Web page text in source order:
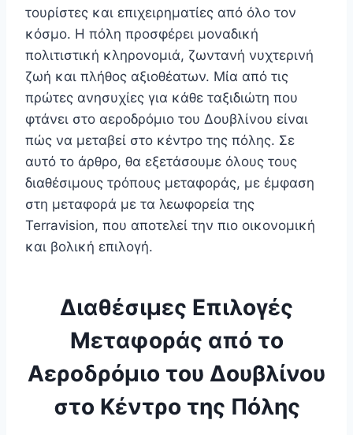
τουρίστες και επιχειρηματίες από όλο τον
κόσμο. Η πόλη προσφέρει μοναδική
πολιτιστική κληρονομιά, ζωντανή νυχτερινή
ζωή και πλήθος αξιοθέατων. Μία από τις
πρώτες ανησυχίες για κάθε ταξιδιώτη που
φτάνει στο αεροδρόμιο του Δουβλίνου είναι
πώς να μεταβεί στο κέντρο της πόλης. Σε
αυτό το άρθρο, θα εξετάσουμε όλους τους
διαθέσιμους τρόπους μεταφοράς, με έμφαση
στη μεταφορά με τα λεωφορεία της
Terravision, που αποτελεί την πιο οικονομική
και βολική επιλογή.
Διαθέσιμες Επιλογές
Μεταφοράς από το
Αεροδρόμιο του Δουβλίνου
στο Κέντρο της Πόλης